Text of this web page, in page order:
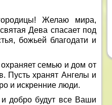
Желаю мира,
Дева спасает под
божьей благодати и
семью и дом от
Пусть хранят Ангелы и
и искренние люди.
добро будут все Ваши